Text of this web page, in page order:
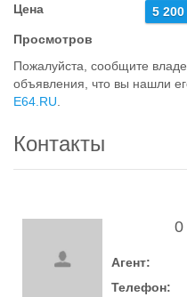
Цена
5
Просмотров
Пожалуйста, сообщите
объявления, что вы нашли
E64.RU
Контакты
0
Агент:
Телефон: